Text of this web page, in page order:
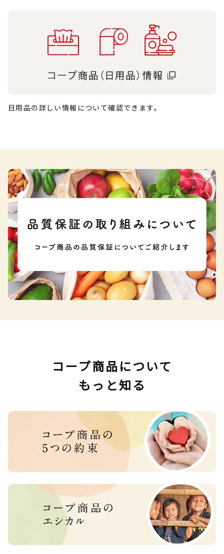
日用品の詳しい情報について確認できます。
コープ商品について
もっと知る